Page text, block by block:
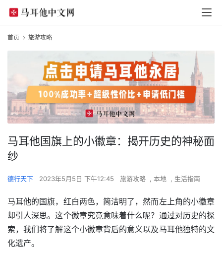
首页 旅游攻略
马耳他国旗上的小徽章：揭开历史的神秘面
纱
德行天下 2023年5月5日 下午12:45 旅游攻略 , 本地 , 生活指南
马耳他的国旗，红白两色，简洁明了，然而左上角的小徽章
却引人深思。这个徽章究竟意味着什么呢？通过对历史的探
索，我们将了解这个小徽章背后的意义以及马耳他独特的文
化遗产。